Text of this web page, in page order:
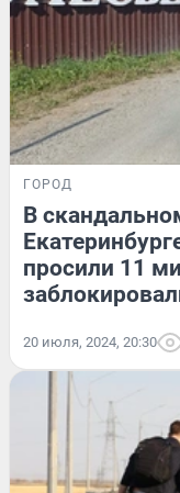
ГОРОД
В
просили 11
20 июля, 2024, 20:30